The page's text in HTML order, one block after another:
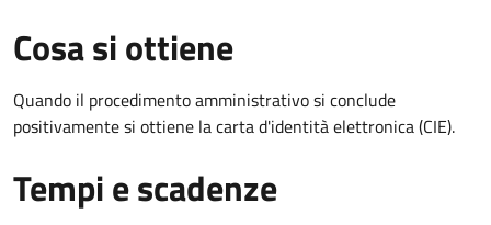
Cosa si ottiene
Quando il procedimento amministrativo si conclude
positivamente si ottiene la carta d'identità elettronica (CIE).
Tempi e scadenze